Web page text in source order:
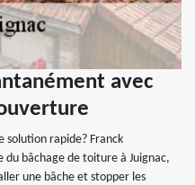
avec
solution rapide? Franck
du bâchage de toiture à Juignac,
une bâche et stopper les